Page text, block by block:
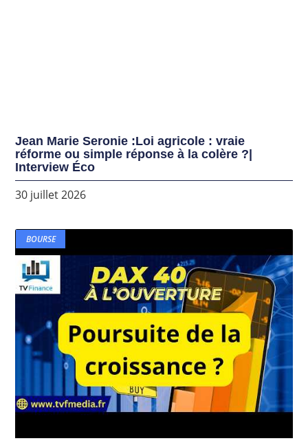
Jean Marie Seronie :Loi agricole : vraie
réforme ou simple réponse à la colère ?|
Interview Éco
30 juillet 2026
BOURSE